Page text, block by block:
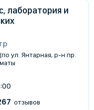
лаборатория и
ул. Янтарная, р-н пр.
отзывов